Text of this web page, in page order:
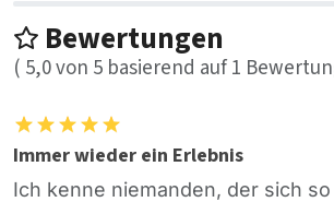
Bewertungen
( 5,0von 5 basierend auf1
Immer wieder ein Erlebnis
Ich kenne niemanden, der sich